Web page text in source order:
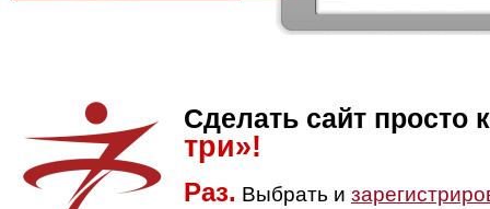
Сделать сайт просто
три»!
Раз. Выбрать и